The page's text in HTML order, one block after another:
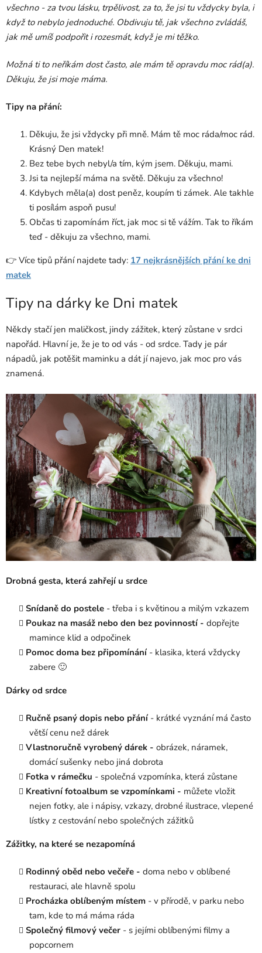
všechno - za tvou lásku, trpělivost, za to, že jsi tu vždycky byla, i
když to nebylo jednoduché. Obdivuju tě, jak všechno zvládáš,
jak mě umíš podpořit i rozesmát, když je mi těžko.
Možná ti to neříkám dost často, ale mám tě opravdu moc rád(a).
Děkuju, že jsi moje máma.
Tipy na přání:
Děkuju, že jsi vždycky při mně. Mám tě moc ráda/moc rád.
Krásný Den matek!
Bez tebe bych nebyl/a tím, kým jsem. Děkuju, mami.
Jsi ta nejlepší máma na světě. Děkuju za všechno!
Kdybych měla(a) dost peněz, koupím ti zámek. Ale takhle
ti posílám aspoň pusu!
Občas ti zapomínám říct, jak moc si tě vážím. Tak to říkám
teď - děkuju za všechno, mami.
👉 Více tipů přání najdete tady: 17 nejkrásnějších přání ke dni
matek
Tipy na dárky ke Dni matek
Někdy stačí jen maličkost, jindy zážitek, který zůstane v srdci
napořád. Hlavní je, že je to od vás - od srdce. Tady je pár
nápadů, jak potěšit maminku a dát jí najevo, jak moc pro vás
znamená.
Drobná gesta, která zahřejí u srdce
Snídaně do postele - třeba i s květinou a milým vzkazem
Poukaz na masáž nebo den bez povinností - dopřejte
mamince klid a odpočinek
Pomoc doma bez připomínání - klasika, která vždycky
zabere 🙂
Dárky od srdce
Ručně psaný dopis nebo přání - krátké vyznání má často
větší cenu než dárek
Vlastnoručně vyrobený dárek - obrázek, náramek,
domácí sušenky nebo jiná dobrota
Fotka v rámečku - společná vzpomínka, která zůstane
Kreativní fotoalbum se vzpomínkami - můžete vložit
nejen fotky, ale i nápisy, vzkazy, drobné ilustrace, vlepené
lístky z cestování nebo společných zážitků
Zážitky, na které se nezapomíná
Rodinný oběd nebo večeře - doma nebo v oblíbené
restauraci, ale hlavně spolu
Procházka oblíbeným místem - v přírodě, v parku nebo
tam, kde to má máma ráda
Společný filmový večer - s jejími oblíbenými filmy a
popcornem